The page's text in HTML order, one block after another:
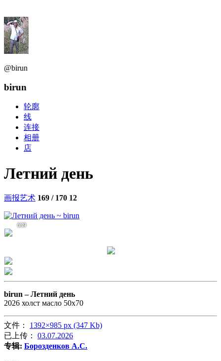
@birun
birun
轮廓
线
连接
相册
店
Летний день
画报艺术 169 / 170 12
639
birun –Летний день
2026 холст масло 50х70
文件： 1392×985 px (347 Kb)
已上传： 03.07.2026
专辑: Борозденков А.С.